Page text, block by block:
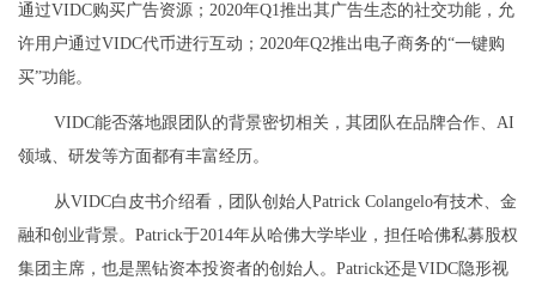
通过VIDC购买广告资源；2020年Q1推出其广告生态的社交功能，允
许用户通过VIDC代币进行互动；2020年Q2推出电子商务的“一键购
买”功能。
VIDC能否落地跟团队的背景密切相关，其团队在品牌合作、AI
领域、研发等方面都有丰富经历。
从VIDC白皮书介绍看，团队创始人Patrick Colangelo有技术、金
融和创业背景。Patrick于2014年从哈佛大学毕业，担任哈佛私募股权
集团主席，也是黑钻资本投资者的创始人。Patrick还是VIDC隐形视